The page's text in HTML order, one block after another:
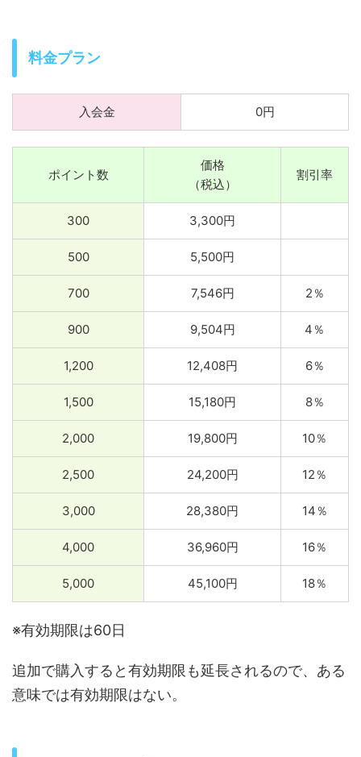
料金プラン
入会金 0円
ポイント数
価格
（税込）
割引率
300 3,300円
500 5,500円
700 7,546円 2％
900 9,504円 4％
1,200 12,408円 6％
1,500 15,180円 8％
2,000 19,800円 10％
2,500 24,200円 12％
3,000 28,380円 14％
4,000 36,960円 16％
5,000 45,100円 18％
※有効期限は60日
追加で購入すると有効期限も延長されるので、ある
意味では有効期限はない。